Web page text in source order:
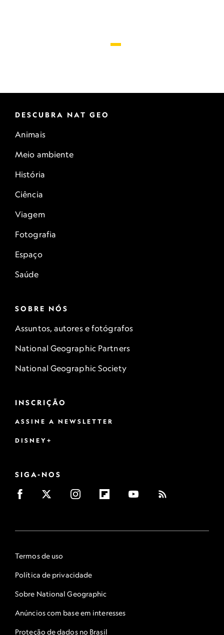
DESCUBRA NAT GEO
Animais
Meio ambiente
História
Ciência
Viagem
Fotografia
Espaço
Saúde
SOBRE NÓS
Assuntos, autores e fotógrafos
National Geographic Partners
National Geographic Society
INSCRIÇÃO
ASSINE A NEWSLETTER
DISNEY+
SIGA-NOS
Termos de uso
Política de privacidade
Sobre National Geographic
Anúncios com base em interesses
Proteção de dados no Brasil